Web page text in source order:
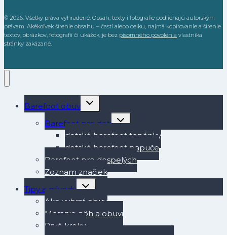
© 2026. Všetky práva vyhradené. Obsah, texty i fotografie podliehajú autorským
právam. Akékoľvek šírenie obsahu – častí alebo celku, najmä kopírovanie a šírenie
textov, obrázkov, fotografií či ukážok, je bez písomného povolenia vlastníka
stránky zakázané.
Barefoot obuv
Toggle
Barefoot pre deti
Toggle
child
menu
detské barefoot topánky
detské barefoot papuče
Barefoot pre dospelých
Zoznam značiek
Tipy a návody
Toggle
child
menu
Ako vybrať obuv
Meranie nôh a obuvi
Prvé kroky